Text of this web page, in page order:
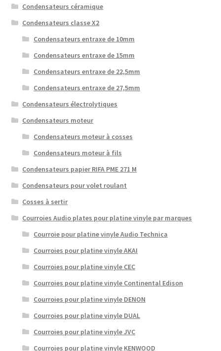
Condensateurs céramique
Condensateurs classe X2
Condensateurs entraxe de 10mm
Condensateurs entraxe de 15mm
Condensateurs entraxe de 22,5mm
Condensateurs entraxe de 27,5mm
Condensateurs électrolytiques
Condensateurs moteur
Condensateurs moteur à cosses
Condensateurs moteur à fils
Condensateurs papier RIFA PME 271 M
Condensateurs pour volet roulant
Cosses à sertir
Courroies Audio plates pour platine vinyle par marques
Courroie pour platine vinyle Audio Technica
Courroies pour platine vinyle AKAI
Courroies pour platine vinyle CEC
Courroies pour platine vinyle Continental Edison
Courroies pour platine vinyle DENON
Courroies pour platine vinyle DUAL
Courroies pour platine vinyle JVC
Courroies pour platine vinyle KENWOOD